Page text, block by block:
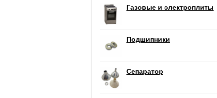
Газовые и электроплиты
Подшипники
Сепаратор